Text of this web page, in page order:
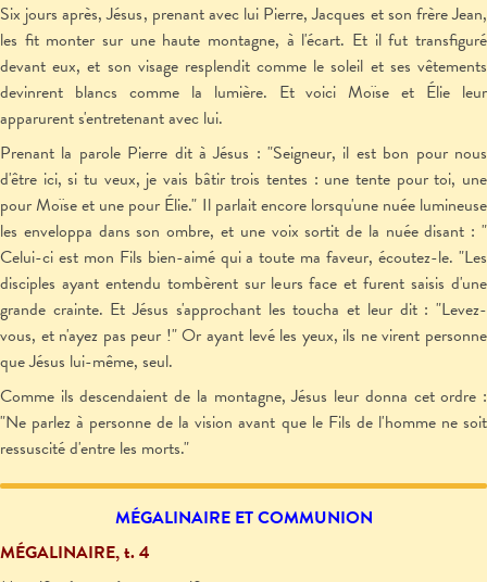
Six jours après, Jésus, prenant avec lui Pierre, Jacques et son frère Jean,
les fit monter sur une haute montagne, à l'écart. Et il fut transfiguré
devant eux, et son visage resplendit comme le soleil et ses vêtements
devinrent blancs comme la lumière. Et voici Moïse et Élie leur
apparurent s'entretenant avec lui.
Prenant la parole Pierre dit à Jésus : "Seigneur, il est bon pour nous
d'être ici, si tu veux, je vais bâtir trois tentes : une tente pour toi, une
pour Moïse et une pour Élie." Il parlait encore lorsqu'une nuée lumineuse
les enveloppa dans son ombre, et une voix sortit de la nuée disant : "
Celui-ci est mon Fils bien-aimé qui a toute ma faveur, écoutez-le. "Les
disciples ayant entendu tombèrent sur leurs face et furent saisis d'une
grande crainte. Et Jésus s'approchant les toucha et leur dit : "Levez-
vous, et n'ayez pas peur !" Or ayant levé les yeux, ils ne virent personne
que Jésus lui-même, seul.
Comme ils descendaient de la montagne, Jésus leur donna cet ordre :
"Ne parlez à personne de la vision avant que le Fils de l'homme ne soit
ressuscité d'entre les morts."
MÉGALINAIRE ET COMMUNION
MÉGALINAIRE, t. 4